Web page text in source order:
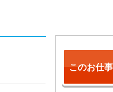
このお仕